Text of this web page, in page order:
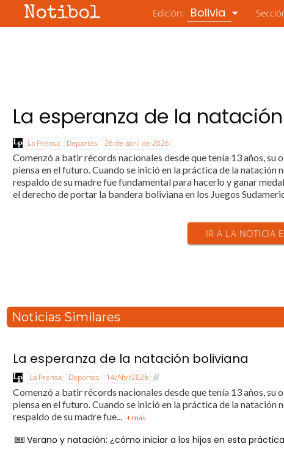
Notibol Edición: Bolivia
La esperanza de la
La Prensa Deportes 26 de abril de 2026
Comenzó a batir récords nacionales desde que tenía 13 años,
piensa en el futuro. Cuando se inició en la práctica de la
respaldo de su madre fue fundamental para hacerlo y ganar
el derecho de portar la bandera boliviana en los Juegos
IR A LA NOTICIA
Noticias Similares
La esperanza de la natación boliviana
La Prensa Deportes 14/Abr/2026
Comenzó a batir récords nacionales desde que tenía 13 años,
piensa en el futuro. Cuando se inició en la práctica de la
respaldo de su madre fue...
+ más
Verano y natación: ¿cómo iniciar a los hijos en esta